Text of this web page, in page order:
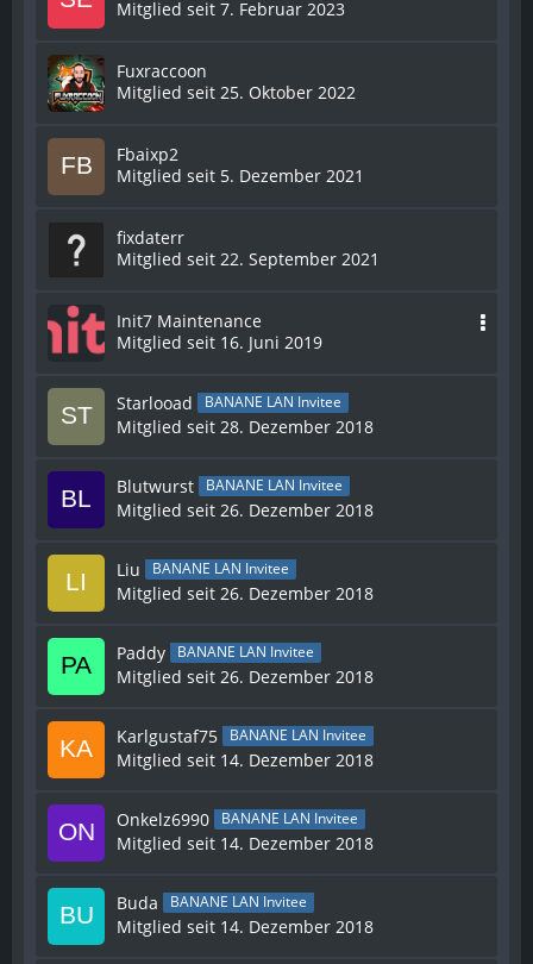
Mitglied seit 7. Februar 2023
Fuxraccoon
Mitglied seit 25. Oktober 2022
Fbaixp2
Mitglied seit 5. Dezember 2021
fixdaterr
Mitglied seit 22. September 2021
Init7 Maintenance
Mitglied seit 16. Juni 2019
Starlooad BANANE LAN Invitee
Mitglied seit 28. Dezember 2018
Blutwurst BANANE LAN Invitee
Mitglied seit 26. Dezember 2018
Liu BANANE LAN Invitee
Mitglied seit 26. Dezember 2018
Paddy BANANE LAN Invitee
Mitglied seit 26. Dezember 2018
Karlgustaf75 BANANE LAN Invitee
Mitglied seit 14. Dezember 2018
Onkelz6990 BANANE LAN Invitee
Mitglied seit 14. Dezember 2018
Buda BANANE LAN Invitee
Mitglied seit 14. Dezember 2018